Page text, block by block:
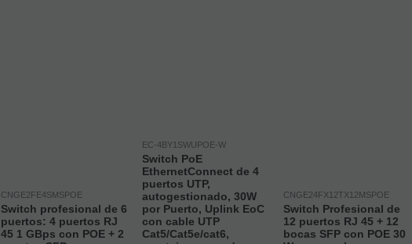
CNGE2FE4SMSPOE
Switch profesional de 6
puertos: 4 puertos RJ
45 1 GBps con POE + 2
EC-4BY1SWUPOE-W
Switch PoE
EthernetConnect de 4
puertos UTP,
autogestionado, 30W
por Puerto, Uplink EoC
con cable UTP
Cat5/Cat5e/cat6,
CNGE24FX12TX12MSPOE
Switch Profesional de
12 puertos RJ 45 + 12
bocas SFP con POE 30